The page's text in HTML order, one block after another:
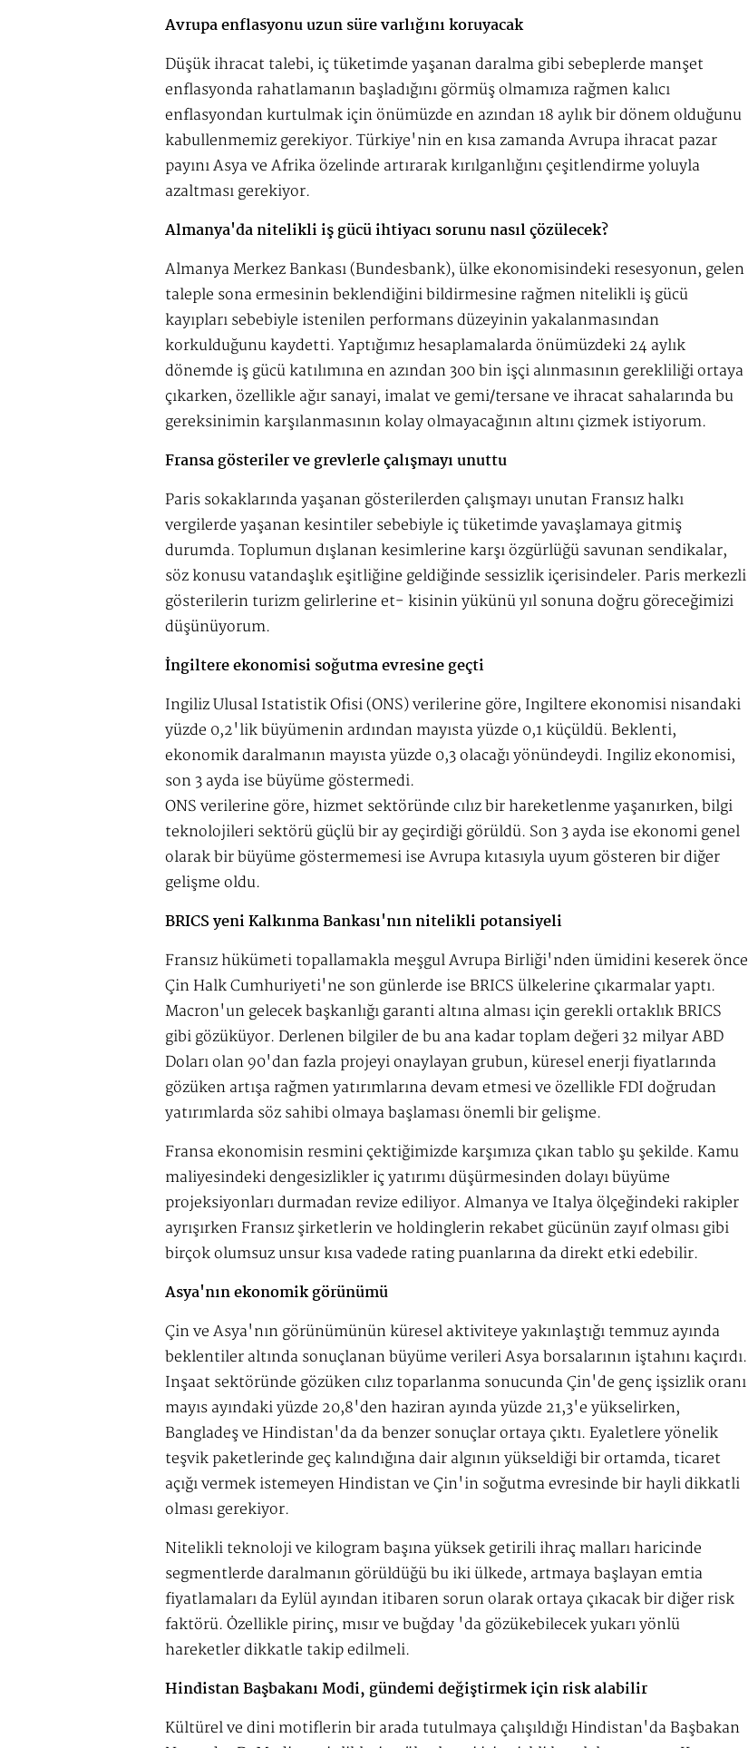
Avrupa enflasyonu uzun süre varlığını koruyacak
Düşük ihracat talebi, iç tüketimde yaşanan daralma gibi sebeplerde manşet
enflasyonda rahatlamanın başladığını görmüş olmamıza rağmen kalıcı
enflasyondan kurtulmak için önümüzde en azından 18 aylık bir dönem olduğunu
kabullenmemiz gerekiyor. Türkiye'nin en kısa zamanda Avrupa ihracat pazar
payını Asya ve Afrika özelinde artırarak kırılganlığını çeşitlendirme yoluyla
azaltması gerekiyor.
Almanya'da nitelikli iş gücü ihtiyacı sorunu nasıl çözülecek?
Almanya Merkez Bankası (Bundesbank), ülke ekonomisindeki resesyonun, gelen
taleple sona ermesinin beklendiğini bildirmesine rağmen nitelikli iş gücü
kayıpları sebebiyle istenilen performans düzeyinin yakalanmasından
korkulduğunu kaydetti. Yaptığımız hesaplamalarda önümüzdeki 24 aylık
dönemde iş gücü katılımına en azından 300 bin işçi alınmasının gerekliliği ortaya
çıkarken, özellikle ağır sanayi, imalat ve gemi/tersane ve ihracat sahalarında bu
gereksinimin karşılanmasının kolay olmayacağının altını çizmek istiyorum.
Fransa gösteriler ve grevlerle çalışmayı unuttu
Paris sokaklarında yaşanan gösterilerden çalışmayı unutan Fransız halkı
vergilerde yaşanan kesintiler sebebiyle iç tüketimde yavaşlamaya gitmiş
durumda. Toplumun dışlanan kesimlerine karşı özgürlüğü savunan sendikalar,
söz konusu vatandaşlık eşitliğine geldiğinde sessizlik içerisindeler. Paris merkezli
gösterilerin turizm gelirlerine et- kisinin yükünü yıl sonuna doğru göreceğimizi
düşünüyorum.
İngiltere ekonomisi soğutma evresine geçti
İngiliz Ulusal İstatistik Ofisi (ONS) verilerine göre, İngiltere ekonomisi nisandaki
yüzde 0,2'lik büyümenin ardından mayısta yüzde 0,1 küçüldü. Beklenti,
ekonomik daralmanın mayısta yüzde 0,3 olacağı yönündeydi. İngiliz ekonomisi,
son 3 ayda ise büyüme göstermedi.
ONS verilerine göre, hizmet sektöründe cılız bir hareketlenme yaşanırken, bilgi
teknolojileri sektörü güçlü bir ay geçirdiği görüldü. Son 3 ayda ise ekonomi genel
olarak bir büyüme göstermemesi ise Avrupa kıtasıyla uyum gösteren bir diğer
gelişme oldu.
BRICS yeni Kalkınma Bankası'nın nitelikli potansiyeli
Fransız hükümeti topallamakla meşgul Avrupa Birliği'nden ümidini keserek önce
Çin Halk Cumhuriyeti'ne son günlerde ise BRICS ülkelerine çıkarmalar yaptı.
Macron'un gelecek başkanlığı garanti altına alması için gerekli ortaklık BRICS
gibi gözüküyor. Derlenen bilgiler de bu ana kadar toplam değeri 32 milyar ABD
Doları olan 90'dan fazla projeyi onaylayan grubun, küresel enerji fiyatlarında
gözüken artışa rağmen yatırımlarına devam etmesi ve özellikle FDI doğrudan
yatırımlarda söz sahibi olmaya başlaması önemli bir gelişme.
Fransa ekonomisin resmini çektiğimizde karşımıza çıkan tablo şu şekilde. Kamu
maliyesindeki dengesizlikler iç yatırımı düşürmesinden dolayı büyüme
projeksiyonları durmadan revize ediliyor. Almanya ve İtalya ölçeğindeki rakipler
ayrışırken Fransız şirketlerin ve holdinglerin rekabet gücünün zayıf olması gibi
birçok olumsuz unsur kısa vadede rating puanlarına da direkt etki edebilir.
Asya'nın ekonomik görünümü
Çin ve Asya'nın görünümünün küresel aktiviteye yakınlaştığı temmuz ayında
beklentiler altında sonuçlanan büyüme verileri Asya borsalarının iştahını kaçırdı.
İnşaat sektöründe gözüken cılız toparlanma sonucunda Çin'de genç işsizlik oranı
mayıs ayındaki yüzde 20,8'den haziran ayında yüzde 21,3'e yükselirken,
Bangladeş ve Hindistan'da da benzer sonuçlar ortaya çıktı. Eyaletlere yönelik
teşvik paketlerinde geç kalındığına dair algının yükseldiği bir ortamda, ticaret
açığı vermek istemeyen Hindistan ve Çin'in soğutma evresinde bir hayli dikkatli
olması gerekiyor.
Nitelikli teknoloji ve kilogram başına yüksek getirili ihraç malları haricinde
segmentlerde daralmanın görüldüğü bu iki ülkede, artmaya başlayan emtia
fiyatlamaları da Eylül ayından itibaren sorun olarak ortaya çıkacak bir diğer risk
faktörü. Özellikle pirinç, mısır ve buğday 'da gözükebilecek yukarı yönlü
hareketler dikkatle takip edilmeli.
Hindistan Başbakanı Modi, gündemi değiştirmek için risk alabilir
Kültürel ve dini motiflerin bir arada tutulmaya çalışıldığı Hindistan'da Başbakan